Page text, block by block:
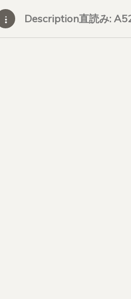
Description直読み: